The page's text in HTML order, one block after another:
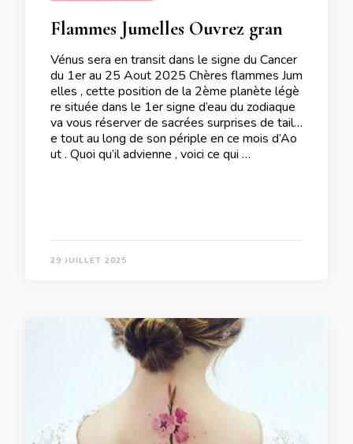
Vénus sera en transit dans le signe du Cancer
du 1er au 25 Aout 2025 Chères flammes Jum
elles , cette position de la 2ème planète légè
re située dans le 1er signe d’eau du zodiaque
va vous réserver de sacrées surprises de taill
e tout au long de son périple en ce mois d’Ao
ut . Quoi qu’il advienne , voici ce qui …
29 JUILLET 2025